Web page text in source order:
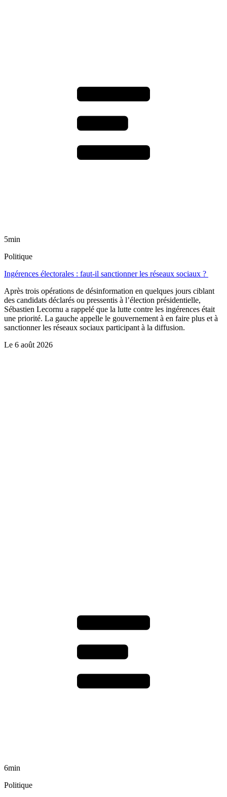
5min
Politique
Ingérences électorales : faut-il sanctionner les réseaux sociaux ?
Après trois opérations de désinformation en quelques jours ciblant
des candidats déclarés ou pressentis à l’élection présidentielle,
Sébastien Lecornu a rappelé que la lutte contre les ingérences était
une priorité. La gauche appelle le gouvernement à en faire plus et à
sanctionner les réseaux sociaux participant à la diffusion.
Le 6 août 2026
6min
Politique